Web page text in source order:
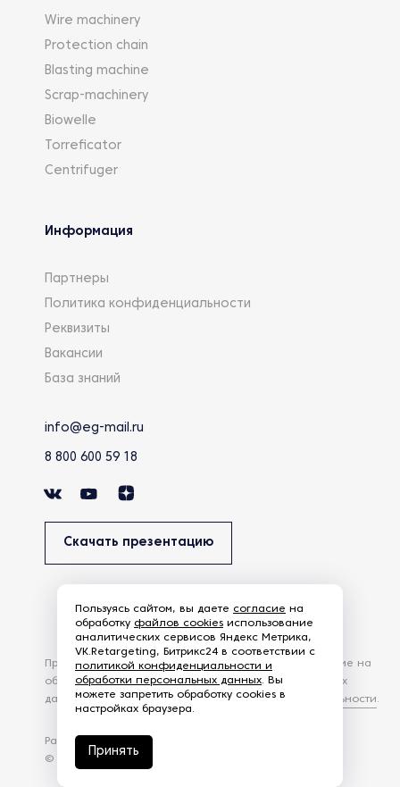
Wire machinery
Protection chain
Blasting machine
Scrap-machinery
Biowelle
Torreficator
Centrifuger
Информация
Партнеры
Политика конфиденциальности
Реквизиты
Вакансии
База знаний
info@eg-mail.ru
8 800 600 59 18
Скачать презентацию
Разработка сайта —
© 2026 – Eurasia Group. Все права защищены
Продолжая использовать наш сайт, вы даете согласие на
обработку файлов Cookies и других пользовательских
данных, в соответствии сПолитикой конфиденциальности.
Пользуясь сайтом, вы даете согласие на
обработку файлов cookies использование
аналитических сервисов Яндекс Метрика,
VK.Retargeting, Битрикс24 в соответствии с
политикой конфиденциальности и
обработки персональных данных. Вы
можете запретить обработку cookies в
настройках браузера.
Принять